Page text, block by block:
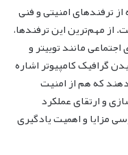
ترفندهای امنیتی و فنی
مهم‌ترین این ترفندها،
مانند توییتر و
گرافیک کامپیوتر اشاره
که هم از امنیت
و ارتقای عملکرد
مزایا و اهمیت یادگیری